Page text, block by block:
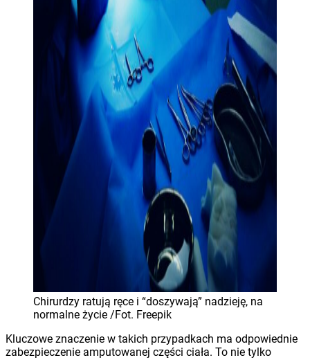
Chirurdzy ratują ręce i “doszywają” nadzieję, na
normalne życie /Fot. Freepik
Kluczowe znaczenie w takich przypadkach ma odpowiednie
zabezpieczenie amputowanej części ciała. To nie tylko